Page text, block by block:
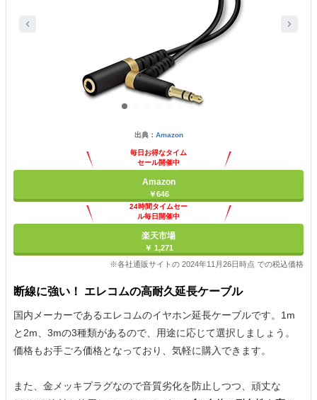
出典： Amazon
毎日お得なタイム
セール開催中
Amazon
￥646
24時間タイムセー
ル毎日開催中
楽天市場
￥ 1,271
※各社通販サイトの 2024年11月26日時点 での税込価格
断線に強い！ エレコムの高耐久延長ケーブル
国内メーカーであるエレコムのイヤホン延長ケーブルです。1m
と2m、3mの3種類があるので、用途に応じて選択しましょう。
価格もお手ごろ価格となっており、気軽に購入できます。
また、金メッキプラグなので音質劣化を防止しつつ、頑丈な